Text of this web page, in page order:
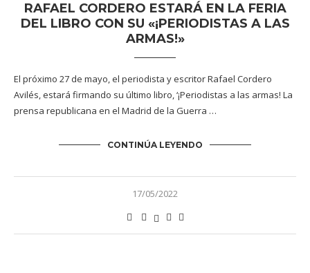
RAFAEL CORDERO ESTARÁ EN LA FERIA
DEL LIBRO CON SU «¡PERIODISTAS A LAS
ARMAS!»
El próximo 27 de mayo, el periodista y escritor Rafael Cordero
Avilés, estará firmando su último libro, ‘¡Periodistas a las armas! La
prensa republicana en el Madrid de la Guerra …
CONTINÚA LEYENDO
17/05/2022